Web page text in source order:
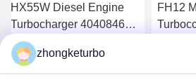
FH12 Motore HX55 Odm
Turbocompressore diesel
8113407 20459353
3165219
Ottieni il miglior prezzo
K18
zhongketurbo